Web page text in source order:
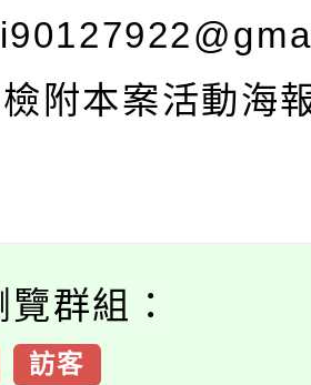
附本案活動海
群組：
訪客